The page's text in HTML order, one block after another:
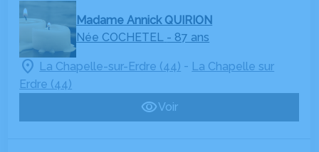
Madame Annick QUIRION
Née COCHETEL - 87 ans
La Chapelle-sur-Erdre (44) - La Chapelle sur
Erdre (44)
Voir